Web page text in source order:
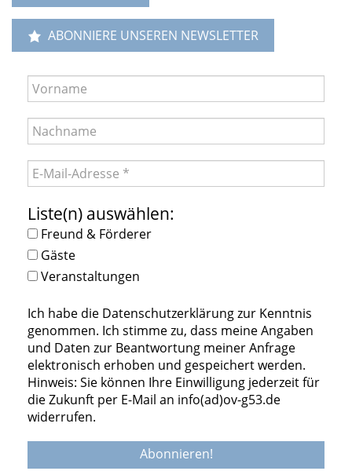
ABONNIERE UNSEREN NEWSLETTER
Liste(n) auswählen:
Freund & Förderer
Gäste
Veranstaltungen
Ich habe die Datenschutzerklärung zur Kenntnis
genommen. Ich stimme zu, dass meine Angaben
und Daten zur Beantwortung meiner Anfrage
elektronisch erhoben und gespeichert werden.
Hinweis: Sie können Ihre Einwilligung jederzeit für
die Zukunft per E-Mail an info(ad)ov-g53.de
widerrufen.